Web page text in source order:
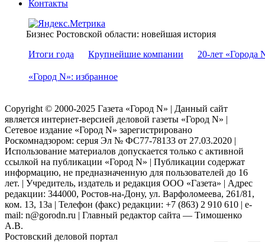
Контакты
Бизнес Ростовской области: новейшая история
Итоги года
Крупнейшие компании 20-лет «Города
«Город N»: избранное
Copyright © 2000-2025 Газета «Город N» | Данный сайт
является интернет-версией деловой газеты «Город N» |
Сетевое издание «Город N» зарегистрировано
Роскомнадзором: серuя Эл № ФС77-78133 от 27.03.2020 |
Использование материалов допускается только с активной
ссылкой на публикации «Город N» | Публикации содержат
информацию, не предназначенную для пользователей до 16
лет. | Учредитель, издатель и редакция ООО «Газета» | Адрес
редакции: 344000, Ростов-на-Дону, ул. Варфоломеева, 261/81,
ком. 13, 13а | Телефон (факс) редакции: +7 (863) 2 910 610 | e-
mail: n@gorodn.ru | Главный редактор сайта — Тимошенко
А.В.
Ростовский деловой портал